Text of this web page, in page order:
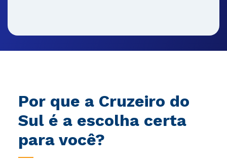
Por que a Cruzeiro do
Sul é a escolha certa
para você?